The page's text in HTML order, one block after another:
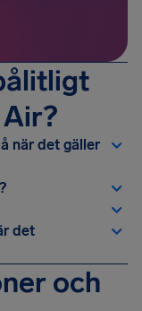
när det gäller
det
och